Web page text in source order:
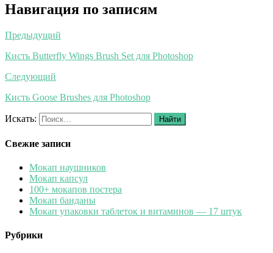
Навигация по записям
Предыдущий
Кисть Butterfly Wings Brush Set для Photoshop
Следующий
Кисть Goose Brushes для Photoshop
Искать: Найти
Свежие записи
Мокап наушников
Мокап капсул
100+ мокапов постера
Мокап банданы
Мокап упаковки таблеток и витаминов — 17 штук
Рубрики